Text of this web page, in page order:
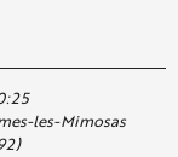
les-Mimosas
)